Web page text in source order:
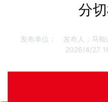
分
发布单位： 发布人：马
2026/4/27